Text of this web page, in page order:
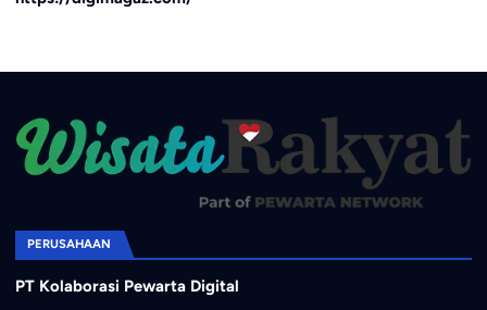
PERUSAHAAN
PT Kolaborasi Pewarta Digital